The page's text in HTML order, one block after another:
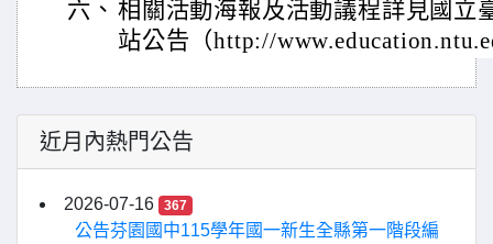
六、 相關活動海報及活動議程詳見國立
站公告（http://
近月內熱門公告
2026-07-16 367
公告芬園國中115學年國一新生全縣第一階段編